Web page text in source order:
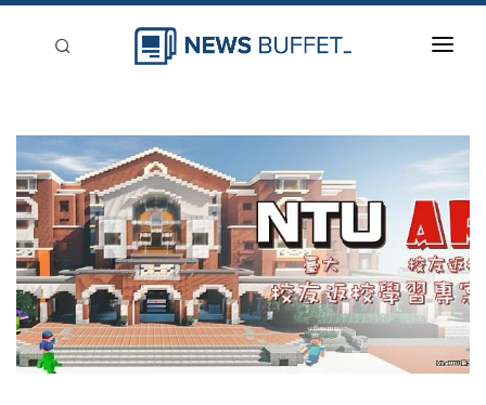
新聞稿分類
登入
刊登